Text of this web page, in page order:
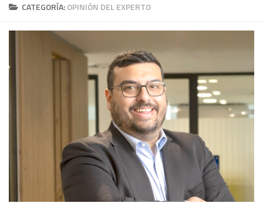
CATEGORÍA:OPINIÓN DEL EXPERTO